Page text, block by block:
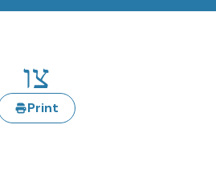
צו
Print